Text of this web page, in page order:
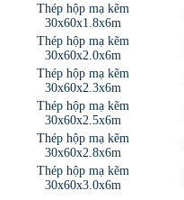
Thép hộp mạ kẽm
30x60x1.8x6m
Thép hộp mạ kẽm
30x60x2.0x6m
Thép hộp mạ kẽm
30x60x2.3x6m
Thép hộp mạ kẽm
30x60x2.5x6m
Thép hộp mạ kẽm
30x60x2.8x6m
Thép hộp mạ kẽm
30x60x3.0x6m